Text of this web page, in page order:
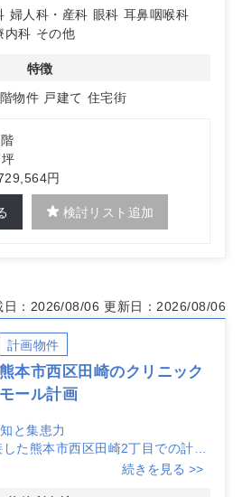
ンクリート造で、今年屋根全体
少ない構造でレイアウト検討がし
ながら中途解約条件も柔軟。幅広
ーナーは小児科・耳鼻咽喉科を希
問い合わせください
婦人科・産科 眼科 耳鼻咽喉科
内科 その他
特徴
物件 戸建て 住宅街
円
検討リスト追加
日：2026/08/06 更新日：2026/08/06
計画物件
熊本市西区田崎のクリニック
モール計画
と集患力
た熊本市西区田崎2丁目での計
多く、イオンタウンやゆめマート
続きを見る >>